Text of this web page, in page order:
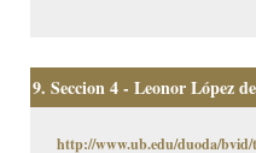
9. Seccion 4 - Leonor López
http://www.ub.edu/duoda/bvid/